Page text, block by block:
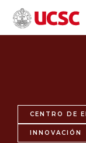
CENTRO DE
INNOVACIÓN